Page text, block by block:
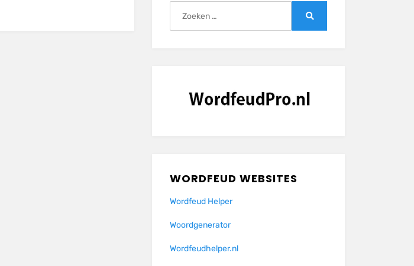
WORDFEUD WEBSITES
Wordfeud Helper
Woordgenerator
Wordfeudhelper.nl